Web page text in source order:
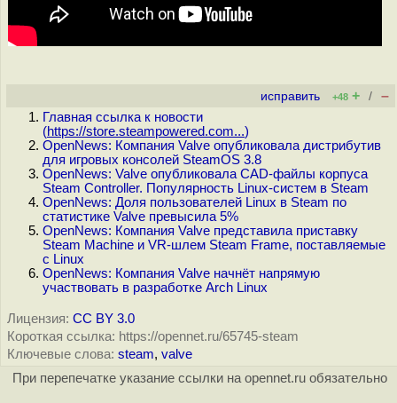
исправить +48 + / –
Главная ссылка к новости
(https://store.steampowered.com...)
OpenNews: Компания Valve опубликовала дистрибутив
для игровых консолей SteamOS 3.8
OpenNews: Valve опубликовала CAD-файлы корпуса
Steam Controller. Популярность Linux-систем в Steam
OpenNews: Доля пользователей Linux в Steam по
статистике Valve превысила 5%
OpenNews: Компания Valve представила приставку
Steam Machine и VR-шлем Steam Frame, поставляемые
с Linux
OpenNews: Компания Valve начнёт напрямую
участвовать в разработке Arch Linux
Лицензия: CC BY 3.0
Короткая ссылка: https://opennet.ru/65745-steam
Ключевые слова: steam, valve
При перепечатке указание ссылки на opennet.ru обязательно